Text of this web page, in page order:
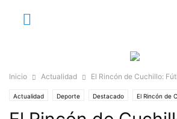
Inicio Actualidad El Rincón de Cuchillo:
Actualidad Deporte Destacado El Rincón de